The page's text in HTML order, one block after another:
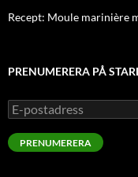
Recept: Moule marinière
PRENUMERERA PÅ
E-
postadress
PRENUMERERA